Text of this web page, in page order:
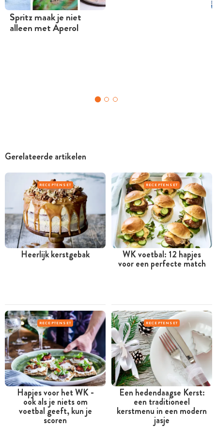
Spritz maak je niet
alleen met Aperol
Gerelateerde artikelen
RECEPTENSET
Heerlijk kerstgebak
RECEPTENSET
WK voetbal: 12 hapjes
voor een perfecte match
RECEPTENSET
Hapjes voor het WK -
ook als je niets om
voetbal geeft, kun je
scoren
RECEPTENSET
Een hedendaagse Kerst:
een traditioneel
kerstmenu in een modern
jasje